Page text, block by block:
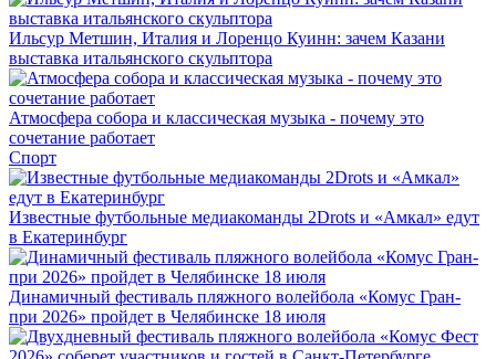
Ильсур Метшин, Италия и Лоренцо Куинн: зачем Казани
выставка итальянского скульптора
Атмосфера собора и классическая музыка - почему это
сочетание работает
Спорт
Известные футбольные медиакоманды 2Drots и «Амкал» едут
в Екатеринбург
Динамичный фестиваль пляжного волейбола «Комус Гран-
при 2026» пройдет в Челябинске 18 июля